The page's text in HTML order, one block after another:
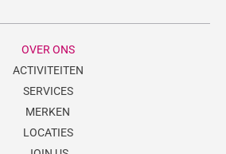
OVER ONS
ACTIVITEITEN
SERVICES
MERKEN
LOCATIES